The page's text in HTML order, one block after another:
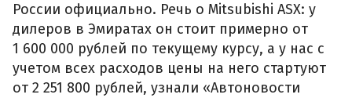
России официально. Речь о Mitsubishi ASX: у
дилеров в Эмиратах он стоит примерно от
1 600 000 рублей по текущему курсу, а у нас с
учетом всех расходов цены на него стартуют
от 2 251 800 рублей, узнали «Автоновости